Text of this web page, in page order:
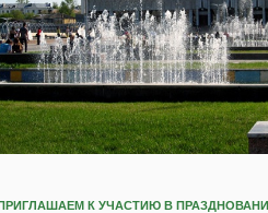
К УЧАСТИЮ В